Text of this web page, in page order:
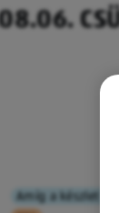
Amíg a készlet tart